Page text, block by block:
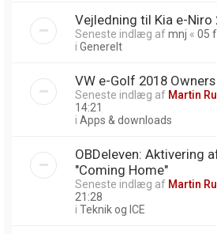
Vejledning til Kia e-Niro
Seneste indlæg afmnj « 05
i Generelt
VW e-Golf 2018
Seneste indlæg af Martin
14:21
i Apps & downloads
OBDeleven: Aktivering
"Coming Home"
Seneste indlæg af Martin
21:28
i Teknik og ICE